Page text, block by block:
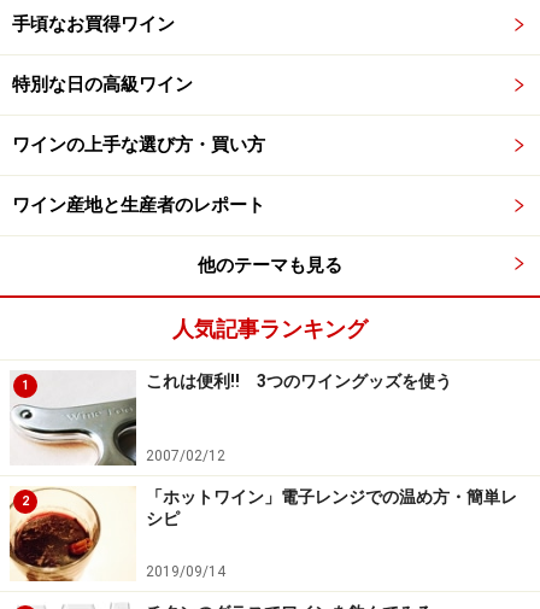
手頃なお買得ワイン
特別な日の高級ワイン
ワインの上手な選び方・買い方
ワイン産地と生産者のレポート
他のテーマも見る
人気記事ランキング
1 これは便利!! 3つのワイングッズを使う
2007/02/12
2
「ホットワイン」電子レンジでの温め方・簡単レ
シピ
2019/09/14